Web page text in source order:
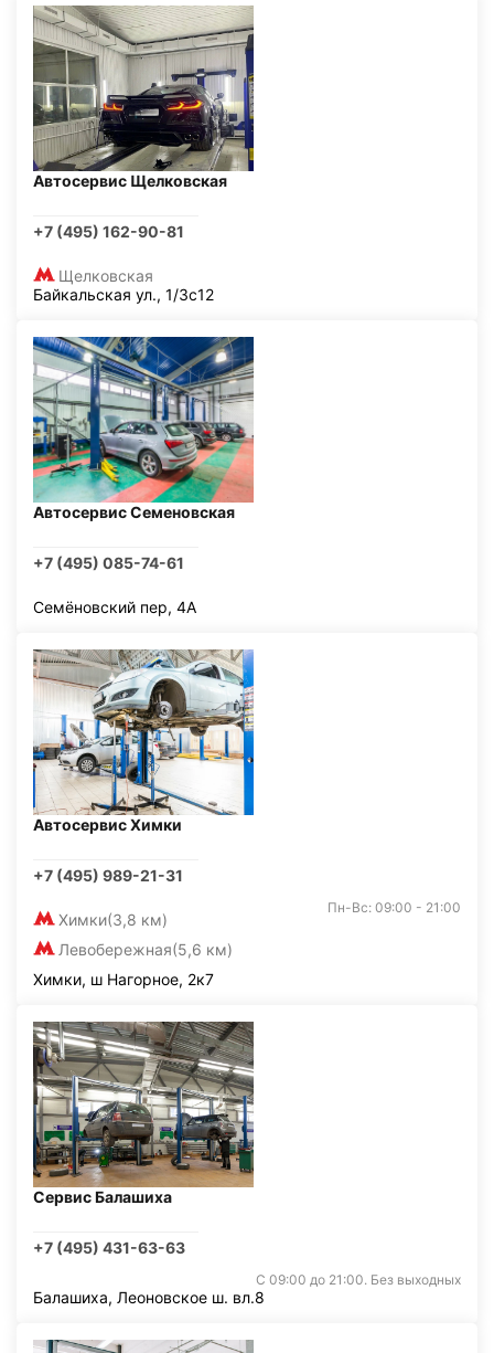
Автосервис Щелковская
+7 (495) 162-90-81
Щелковская
Байкальская ул., 1/3с12
Автосервис Семеновская
+7 (495) 085-74-61
Семёновский пер, 4А
Автосервис Химки
+7 (495) 989-21-31
Химки(3,8 км)
Левобережная(5,6 км)
Пн-Вс: 09:00 - 21:00
Химки, ш Нагорное, 2к7
Сервис Балашиха
+7 (495) 431-63-63
С 09:00 до 21:00. Без выходных
Балашиха, Леоновское ш. вл.8